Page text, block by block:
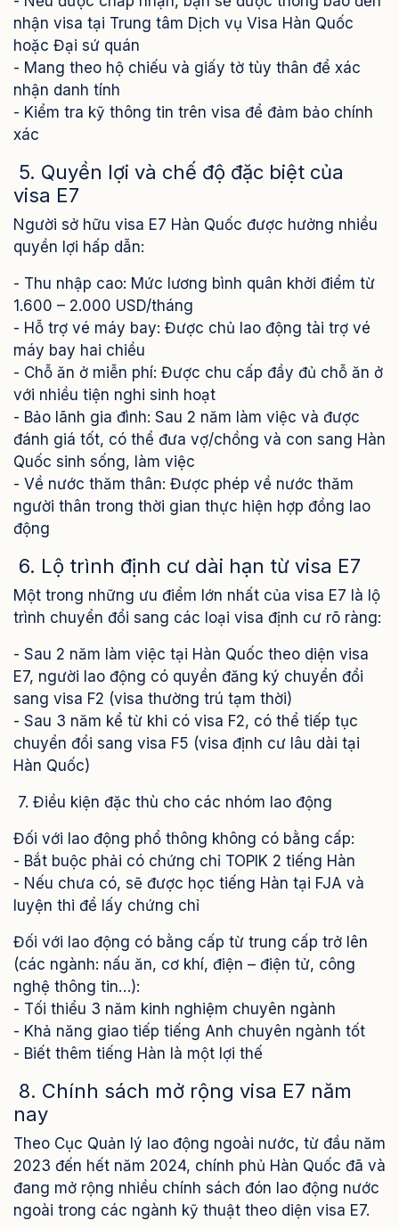
nhận visa tại Trung tâm Dịch vụ Visa Hàn Quốc
hoặc Đại sứ quán
- Mang theo hộ chiếu và giấy tờ tùy thân để xác
nhận danh tính
- Kiểm tra kỹ thông tin trên visa để đảm bảo chính
xác
5. Quyền lợi và chế độ đặc biệt của
visa E7
Người sở hữu visa E7 Hàn Quốc được hưởng nhiều
quyền lợi hấp dẫn:
- Thu nhập cao: Mức lương bình quân khởi điểm từ
1.600 – 2.000 USD/tháng
- Hỗ trợ vé máy bay: Được chủ lao động tài trợ vé
máy bay hai chiều
- Chỗ ăn ở miễn phí: Được chu cấp đầy đủ chỗ ăn ở
với nhiều tiện nghi sinh hoạt
- Bảo lãnh gia đình: Sau 2 năm làm việc và được
đánh giá tốt, có thể đưa vợ/chồng và con sang Hàn
Quốc sinh sống, làm việc
- Về nước thăm thân: Được phép về nước thăm
người thân trong thời gian thực hiện hợp đồng lao
động
6. Lộ trình định cư dài hạn từ visa E7
Một trong những ưu điểm lớn nhất của visa E7 là lộ
trình chuyển đổi sang các loại visa định cư rõ ràng:
- Sau 2 năm làm việc tại Hàn Quốc theo diện visa
E7, người lao động có quyền đăng ký chuyển đổi
sang visa F2 (visa thường trú tạm thời)
- Sau 3 năm kể từ khi có visa F2, có thể tiếp tục
chuyển đổi sang visa F5 (visa định cư lâu dài tại
Hàn Quốc)
7. Điều kiện đặc thù cho các nhóm lao động
Đối với lao động phổ thông không có bằng cấp:
- Bắt buộc phải có chứng chỉ TOPIK 2 tiếng Hàn
- Nếu chưa có, sẽ được học tiếng Hàn tại FJA và
luyện thi để lấy chứng chỉ
Đối với lao động có bằng cấp từ trung cấp trở lên
(các ngành: nấu ăn, cơ khí, điện – điện tử, công
nghệ thông tin…):
- Tối thiểu 3 năm kinh nghiệm chuyên ngành
- Khả năng giao tiếp tiếng Anh chuyên ngành tốt
- Biết thêm tiếng Hàn là một lợi thế
8. Chính sách mở rộng visa E7 năm
nay
Theo Cục Quản lý lao động ngoài nước, từ đầu năm
2023 đến hết năm 2024, chính phủ Hàn Quốc đã và
đang mở rộng nhiều chính sách đón lao động nước
ngoài trong các ngành kỹ thuật theo diện visa E7.